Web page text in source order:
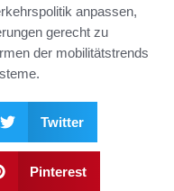
anpassen,
gerecht zu
der mobilitätstrends
Twitter
Pinterest